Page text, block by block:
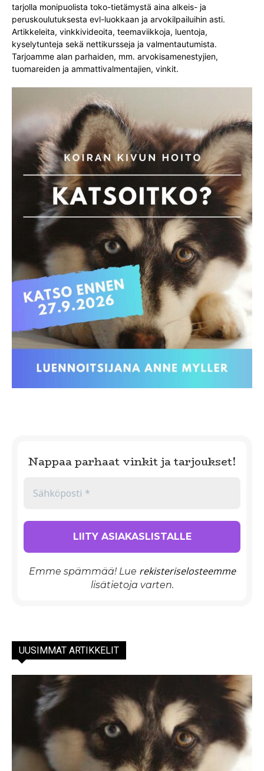
tarjolla monipuolista toko-tietämystä aina alkeis- ja
peruskoulutuksesta evl-luokkaan ja arvokilpailuihin asti.
Artikkeleita, vinkkivideoita, teemaviikkoja, luentoja,
kyselytunteja sekä nettikursseja ja valmentautumista.
Tarjoamme alan parhaiden, mm. arvokisamenestyjien,
tuomareiden ja ammattivalmentajien, vinkit.
Nappaa parhaat vinkit ja tarjoukset!
Emme spämmää! Lue rekisteriselosteemme
lisätietoja varten.
UUSIMMAT ARTIKKELIT